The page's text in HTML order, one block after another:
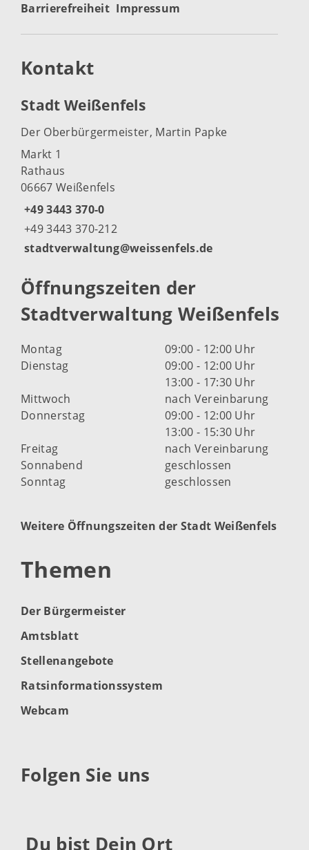
Barrierefreiheit Impressum
Kontakt
Stadt Weißenfels
Der Oberbürgermeister, Martin Papke
Markt 1
Rathaus
06667 Weißenfels
+49 3443 370-0
+49 3443 370-212
stadtverwaltung@weissenfels.de
Öffnungszeiten der
Stadtverwaltung Weißenfels
Montag
09:00 - 12:00 Uhr
Dienstag
09:00 - 12:00 Uhr
13:00 - 17:30 Uhr
Mittwoch
nach Vereinbarung
Donnerstag
09:00 - 12:00 Uhr
13:00 - 15:30 Uhr
Freitag
nach Vereinbarung
Sonnabend
geschlossen
Sonntag
geschlossen
Weitere Öffnungszeiten der Stadt Weißenfels
Themen
Der Bürgermeister
Amtsblatt
Stellenangebote
Ratsinformationssystem
Webcam
Folgen Sie uns
Du bist Dein Ort